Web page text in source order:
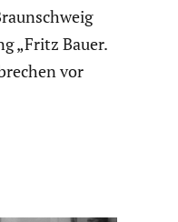
„Fritz Bauer.
vor